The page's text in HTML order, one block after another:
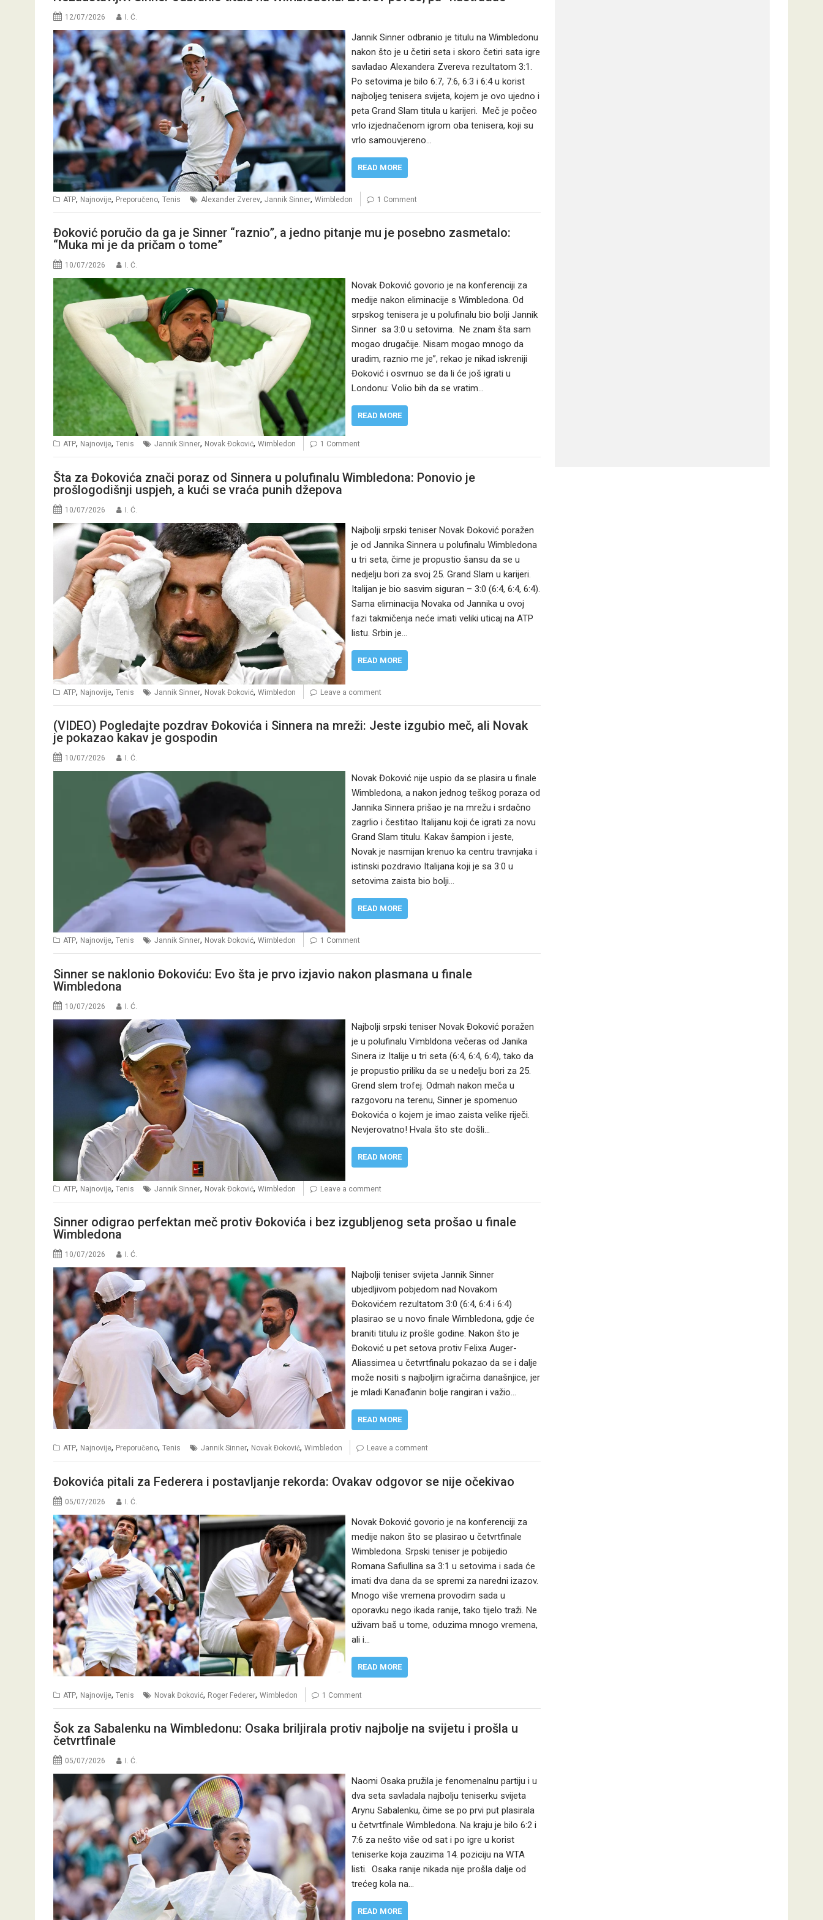
12/07/2026 I. Ć.
Jannik Sinner odbranio je titulu na Wimbledonu
nakon što je u četiri seta i skoro četiri sata igre
savladao Alexandera Zvereva rezultatom 3:1.
Po setovima je bilo 6:7, 7:6, 6:3 i 6:4 u korist
najboljeg tenisera svijeta, kojem je ovo ujedno i
peta Grand Slam titula u karijeri. Meč je počeo
vrlo izjednačenom igrom oba tenisera, koji su
vrlo samouvjereno…
READ MORE
ATP, Najnovije, Preporučeno, Tenis Alexander Zverev, Jannik Sinner, Wimbledon 1 Comment
Đoković poručio da ga je Sinner “raznio”, a jedno pitanje mu je posebno zasmetalo:
“Muka mi je da pričam o tome”
10/07/2026 I. Ć.
Novak Đoković govorio je na konferenciji za
medije nakon eliminacije s Wimbledona. Od
srpskog tenisera je u polufinalu bio bolji Jannik
Sinner sa 3:0 u setovima. Ne znam šta sam
mogao drugačije. Nisam mogao mnogo da
uradim, raznio me je”, rekao je nikad iskreniji
Đoković i osvrnuo se da li će još igrati u
Londonu: Volio bih da se vratim…
READ MORE
ATP, Najnovije, Tenis Jannik Sinner, Novak Đoković, Wimbledon 1 Comment
Šta za Đokovića znači poraz od Sinnera u polufinalu Wimbledona: Ponovio je
prošlogodišnji uspjeh, a kući se vraća punih džepova
10/07/2026 I. Ć.
Najbolji srpski teniser Novak Đoković poražen
je od Jannika Sinnera u polufinalu Wimbledona
u tri seta, čime je propustio šansu da se u
nedjelju bori za svoj 25. Grand Slam u karijeri.
Italijan je bio sasvim siguran – 3:0 (6:4, 6:4, 6:4).
Sama eliminacija Novaka od Jannika u ovoj
fazi takmičenja neće imati veliki uticaj na ATP
listu. Srbin je…
READ MORE
ATP, Najnovije, Tenis Jannik Sinner, Novak Đoković, Wimbledon Leave a comment
(VIDEO) Pogledajte pozdrav Đokovića i Sinnera na mreži: Jeste izgubio meč, ali Novak
je pokazao kakav je gospodin
10/07/2026 I. Ć.
Novak Đoković nije uspio da se plasira u finale
Wimbledona, a nakon jednog teškog poraza od
Jannika Sinnera prišao je na mrežu i srdačno
zagrlio i čestitao Italijanu koji će igrati za novu
Grand Slam titulu. Kakav šampion i jeste,
Novak je nasmijan krenuo ka centru travnjaka i
istinski pozdravio Italijana koji je sa 3:0 u
setovima zaista bio bolji…
READ MORE
ATP, Najnovije, Tenis Jannik Sinner, Novak Đoković, Wimbledon 1 Comment
Sinner se naklonio Đokoviću: Evo šta je prvo izjavio nakon plasmana u finale
Wimbledona
10/07/2026 I. Ć.
Najbolji srpski teniser Novak Đoković poražen
je u polufinalu Vimbldona večeras od Janika
Sinera iz Italije u tri seta (6:4, 6:4, 6:4), tako da
je propustio priliku da se u nedelju bori za 25.
Grend slem trofej. Odmah nakon meča u
razgovoru na terenu, Sinner je spomenuo
Đokovića o kojem je imao zaista velike riječi.
Nevjerovatno! Hvala što ste došli…
READ MORE
ATP, Najnovije, Tenis Jannik Sinner, Novak Đoković, Wimbledon Leave a comment
Sinner odigrao perfektan meč protiv Đokovića i bez izgubljenog seta prošao u finale
Wimbledona
10/07/2026 I. Ć.
Najbolji teniser svijeta Jannik Sinner
ubjedljivom pobjedom nad Novakom
Đokovićem rezultatom 3:0 (6:4, 6:4 i 6:4)
plasirao se u novo finale Wimbledona, gdje će
braniti titulu iz prošle godine. Nakon što je
Đoković u pet setova protiv Felixa Auger-
Aliassimea u četvrtfinalu pokazao da se i dalje
može nositi s najboljim igračima današnjice, jer
je mladi Kanađanin bolje rangiran i važio…
READ MORE
ATP, Najnovije, Preporučeno, Tenis Jannik Sinner, Novak Đoković, Wimbledon Leave a comment
Đokovića pitali za Federera i postavljanje rekorda: Ovakav odgovor se nije očekivao
05/07/2026 I. Ć.
Novak Đoković govorio je na konferenciji za
medije nakon što se plasirao u četvrtfinale
Wimbledona. Srpski teniser je pobijedio
Romana Safiullina sa 3:1 u setovima i sada će
imati dva dana da se spremi za naredni izazov.
Mnogo više vremena provodim sada u
oporavku nego ikada ranije, tako tijelo traži. Ne
uživam baš u tome, oduzima mnogo vremena,
ali i…
READ MORE
ATP, Najnovije, Tenis Novak Đoković, Roger Federer, Wimbledon 1 Comment
Šok za Sabalenku na Wimbledonu: Osaka briljirala protiv najbolje na svijetu i prošla u
četvrtfinale
05/07/2026 I. Ć.
Naomi Osaka pružila je fenomenalnu partiju i u
dva seta savladala najbolju teniserku svijeta
Arynu Sabalenku, čime se po prvi put plasirala
u četvrtfinale Wimbledona. Na kraju je bilo 6:2 i
7:6 za nešto više od sat i po igre u korist
teniserke koja zauzima 14. poziciju na WTA
listi. Osaka ranije nikada nije prošla dalje od
trećeg kola na…
READ MORE